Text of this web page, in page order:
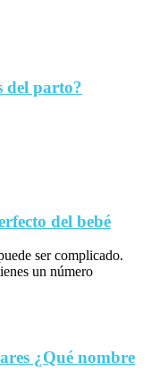
del parto?
del bebé
ser complicado.
un número
¿Qué nombre